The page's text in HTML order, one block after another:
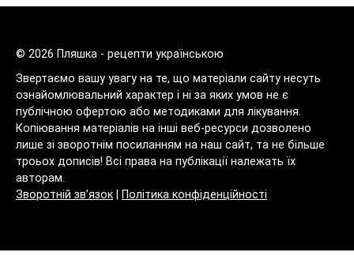
© 2026 Пляшка - рецепти українською
Звертаємо вашу увагу на те, що матеріали сайту несуть
ознайомлювальний характер і ні за яких умов не є
публічною офертою або методиками для лікування.
Копіювання матеріалів на інші веб-ресурси дозволено
лише зі зворотнім посиланням на наш сайт, та не більше
троьох дописів! Всі права на публікації належать їх
авторам.
Зворотній зв’язок
Політика конфіденційності